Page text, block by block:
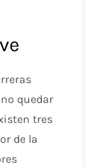
quedar
tres
de la